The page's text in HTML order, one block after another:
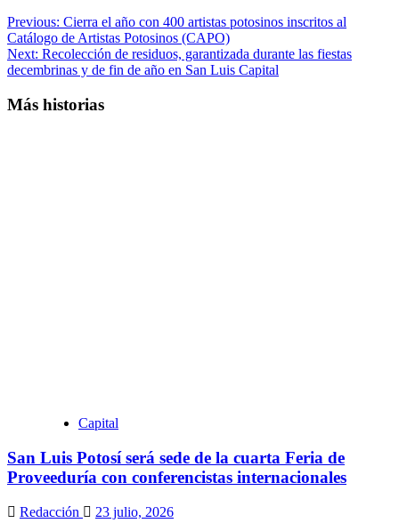
Post
navigation
Previous: Cierra el año con 400 artistas potosinos inscritos al
Catálogo de Artistas Potosinos (CAPO)
Next: Recolección de residuos, garantizada durante las fiestas
decembrinas y de fin de año en San Luis Capital
Más historias
Capital
San Luis Potosí será sede de la cuarta Feria de
Proveeduría con conferencistas internacionales
Redacción 23 julio, 2026